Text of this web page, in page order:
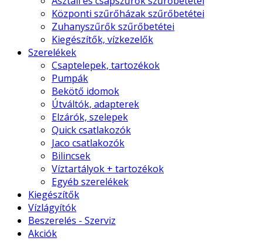
Központi szűrőházak szűrőbetétei
Zuhanyszűrők szűrőbetétei
Kiegészítők, vízkezelők
Szerelékek
Csaptelepek, tartozékok
Pumpák
Bekötő idomok
Útváltók, adapterek
Elzárók, szelepek
Quick csatlakozók
Jaco csatlakozók
Bilincsek
Víztartályok + tartozékok
Egyéb szerelékek
Kiegészítők
Vízlágyítók
Beszerelés - Szerviz
Akciók